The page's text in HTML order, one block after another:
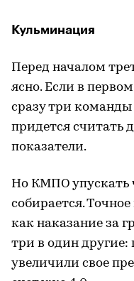
Кульминация
Перед началом
ясно. Если в
сразу три команды
придется считать
показатели.
Но КМПО упускать
собирается.
как наказание за
три в один другие:
увеличили свое